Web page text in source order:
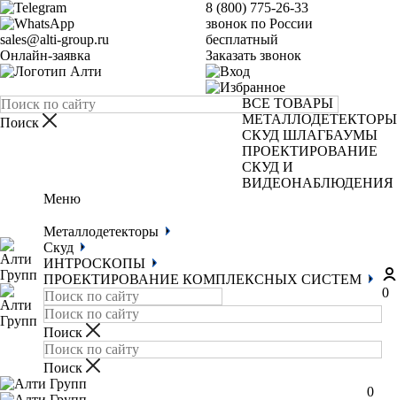
sales@alti-group.ru
Онлайн-заявка
8 (800) 775-26-33
звонок по России
бесплатный
Заказать звонок
ВСЕ ТОВАРЫ
МЕТАЛЛОДЕТЕКТОРЫ
СКУД ШЛАГБАУМЫ
ПРОЕКТИРОВАНИЕ
СКУД И
ВИДЕОНАБЛЮДЕНИЯ
Меню
Металлодетекторы
Скуд
ИНТРОСКОПЫ
ПРОЕКТИРОВАНИЕ КОМПЛЕКСНЫХ СИСТЕМ
0
0